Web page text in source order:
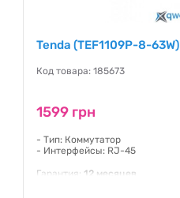
Tenda (TEF1109P-8-63W)
Код товара: 185673
1599 грн
- Тип: Коммутатор
- Интерфейсы: RJ-45
Гарантия: 12 месяцев